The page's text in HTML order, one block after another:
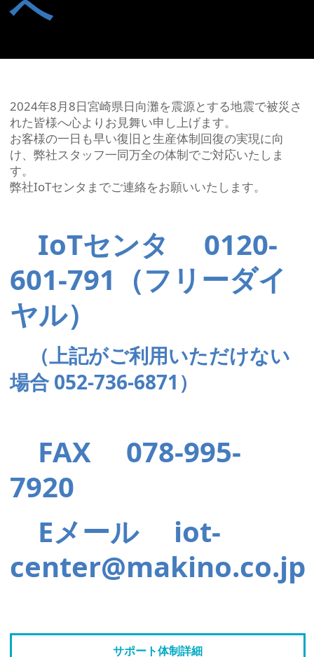
2024年8月8日宮崎県日向灘を震源とする地震で被災さ
れた皆様へ心よりお見舞い申し上げます。
お客様の一日も早い復旧と生産体制回復の実現に向
け、弊社スタッフ一同万全の体制でご対応いたしま
す。
弊社IoTセンタまでご連絡をお願いいたします。
IoTセンタ 0120-
601-791（フリーダイ
ヤル）
（上記がご利用いただけない
場合 052-736-6871）
FAX 078-995-
7920
Eメール iot-
center@makino.co.jp
サポート体制詳細